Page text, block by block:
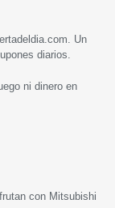
Un
diarios.
ni dinero en
con Mitsubishi